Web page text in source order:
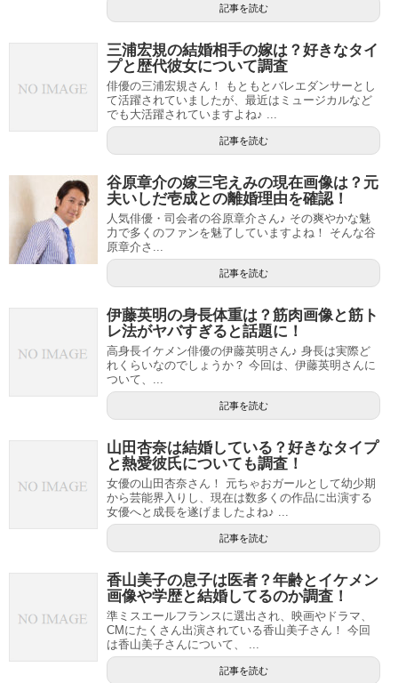
記事を読む
三浦宏規の結婚相手の嫁は？好きなタイ
プと歴代彼女について調査
俳優の三浦宏規さん！ もともとバレエダンサーとし
て活躍されていましたが、最近はミュージカルなど
でも大活躍されていますよね♪ ...
記事を読む
谷原章介の嫁三宅えみの現在画像は？元
夫いしだ壱成との離婚理由を確認！
人気俳優・司会者の谷原章介さん♪ その爽やかな魅
力で多くのファンを魅了していますよね！ そんな谷
原章介さ...
記事を読む
伊藤英明の身長体重は？筋肉画像と筋ト
レ法がヤバすぎると話題に！
高身長イケメン俳優の伊藤英明さん♪ 身長は実際ど
れくらいなのでしょうか？ 今回は、伊藤英明さんに
ついて、...
記事を読む
山田杏奈は結婚している？好きなタイプ
と熱愛彼氏についても調査！
女優の山田杏奈さん！ 元ちゃおガールとして幼少期
から芸能界入りし、現在は数多くの作品に出演する
女優へと成長を遂げましたよね♪ ...
記事を読む
香山美子の息子は医者？年齢とイケメン
画像や学歴と結婚してるのか調査！
準ミスエールフランスに選出され、映画やドラマ、
CMにたくさん出演されている香山美子さん！ 今回
は香山美子さんについて、 ...
記事を読む